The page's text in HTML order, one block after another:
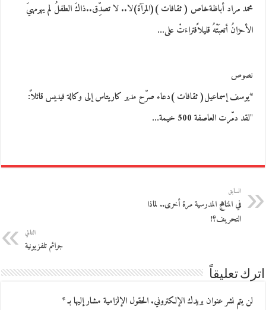
محمد مراد أباظةخاص ( ثقافات )(المرآة)لا.. لا تصدِّق..ذاكَ الطفلُ لم يهرمهيَ
الأحزانُ أتعبَتْهُ قليلاًفتراءَتْ على…
نصوص
*يوسف إسماعيل( ثقافات )دعاء صرّح مدير كاريتاس إلى وكالة فيديس قائلاً:
"لقد دمّرت العاصفة 500 خيمة…
السابق
في المناهج المدرسية مرة أخرى.. لماذا
التحريف؟!
التالي
جرائم تلفزيونية
اترك تعليقاً
لن يتم نشر عنوان بريدك الإلكتروني.الحقول الإلزامية مشار إليها بـ*